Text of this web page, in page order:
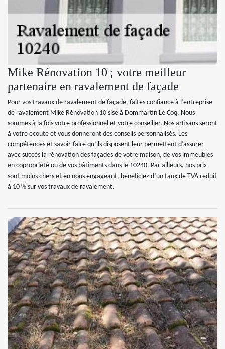
Mike Rénovation 10 ; votre meilleur
partenaire en ravalement de façade
Pour vos travaux de ravalement de façade, faites confiance à l’entreprise
de ravalement Mike Rénovation 10 sise à Dommartin Le Coq. Nous
sommes à la fois votre professionnel et votre conseiller. Nos artisans seront
à votre écoute et vous donneront des conseils personnalisés. Les
compétences et savoir-faire qu’ils disposent leur permettent d’assurer
avec succès la rénovation des façades de votre maison, de vos immeubles
en copropriété ou de vos bâtiments dans le 10240. Par ailleurs, nos prix
sont moins chers et en nous engageant, bénéficiez d’un taux de TVA réduit
à 10 % sur vos travaux de ravalement.